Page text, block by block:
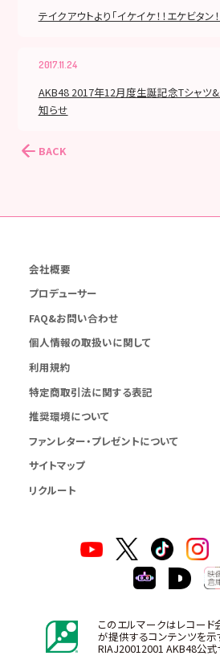
テイクアウトより「イケイケ！！エケビタ
2017.11.24
AKB48 2017年12月度生誕記念Tシャツ
知らせ
BACK
会社概要
プロデューサー
FAQ&お問い合わせ
個人情報の取扱いに関して
利用規約
特定商取引法に関する表記
推奨環境について
ファンレター・プレゼントについて
サイトマップ
リクルート
このエルマークはレコー
が提供するコンテンツを示
RIAJ20012001 AKB48公式